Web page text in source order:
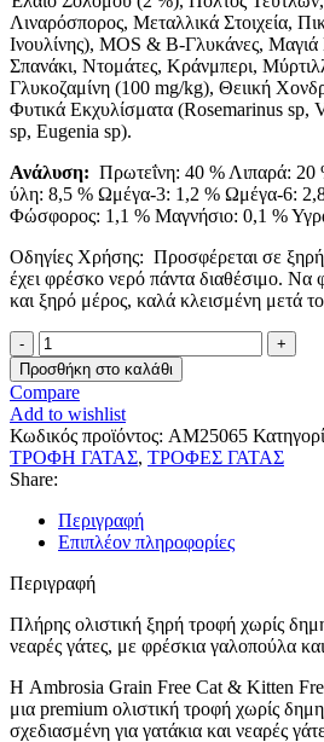
Λιναρόσπορος, Μεταλλικά Στοιχεία,
Ινουλίνης), MOS & Β-Γλυκάνες,
Σπανάκι, Ντομάτες, Κράνμπερι,
Γλυκοζαμίνη (100 mg/kg), Θειική
Φυτικά Εκχυλίσματα (Rosemarinus sp,
sp, Eugenia sp).
Ανάλυση: Πρωτεΐνη: 40 % Λιπαρά: 20
ύλη: 8,5 % Ωμέγα-3: 1,2 % Ωμέγα-6:
Φώσφορος: 1,1 % Μαγνήσιο: 0,1 %
Οδηγίες Χρήσης: Προσφέρεται σε
έχει φρέσκο νερό πάντα διαθέσιμο. Να
και ξηρό μέρος, καλά κλεισμένη μετά
Ambrosia
Grain
Free
Cat
and
Kitten
Fresh
Turkey
&
Chicken
1,5kg
ποσότητα
Προσθήκη στο καλάθι
Compare
Add to wishlist
Κωδικός προϊόντος: AM25065
ΤΡΟΦΗ ΓΑΤΑΣ, ΤΡΟΦΕΣ ΓΑΤΑΣ
Share:
Περιγραφή
Επιπλέον πληροφορίες
Περιγραφή
Πλήρης ολιστική ξηρή τροφή χωρίς
νεαρές γάτες, με φρέσκια γαλοπούλα
Η Ambrosia Grain Free Cat & Kitten
μια premium ολιστική τροφή χωρίς
σχεδιασμένη για γατάκια και νεαρές